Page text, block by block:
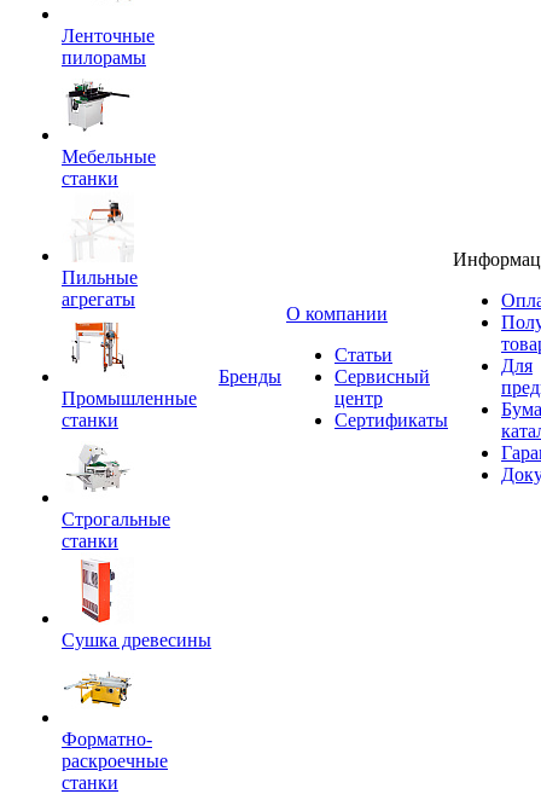
Ленточные
пилорамы
Мебельные
станки
Пильные
агрегаты
Промышленные
станки
Строгальные
станки
Сушка древесины
Форматно-
раскроечные
станки
Бренды
O компании
Статьи
Сервисный
центр
Сертификаты
Для